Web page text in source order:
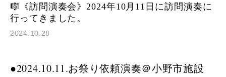
🎼《訪問演奏会》2024年10月11日に訪問演奏に
行ってきました。
2024.10.28
●2024.10.11.お祭り依頼演奏＠小野市施設